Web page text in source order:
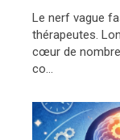
Le nerf vague
thérapeutes.
cœur de
co...